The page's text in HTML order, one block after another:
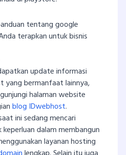
tentang google
terapkan untuk bisnis
update informasi
yang bermanfaat lainnya,
halaman website
blog IDwebhost.
ini sedang mencari
keperluan dalam membangun
layanan hosting